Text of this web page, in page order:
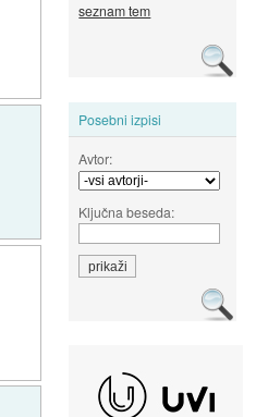
seznam tem
Posebni izpisi
Avtor:
Ključna beseda: